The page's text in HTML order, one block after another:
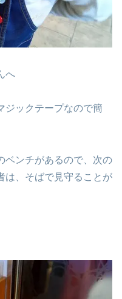
へ
ジックテープなので簡
ベンチがあるので、次の
は、そばで見守ることが